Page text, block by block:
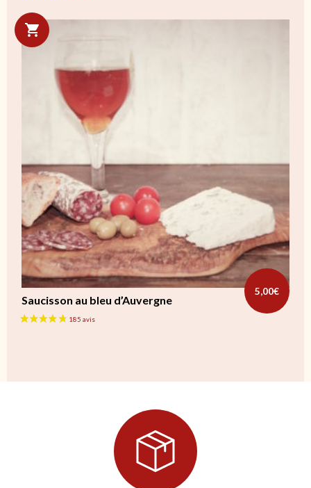
Saucisson au bleu d’Auvergne
5,00€